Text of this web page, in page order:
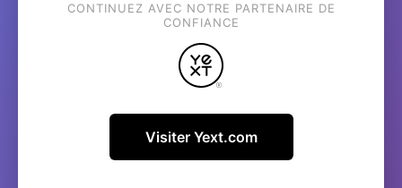
CONTINUEZ AVEC NOTRE PARTENAIRE DE
CONFIANCE
Visiter Yext.com